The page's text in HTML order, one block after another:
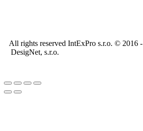
All rights reserved IntExPro s.r.o. © 2016
DesigNet, s.r.o.